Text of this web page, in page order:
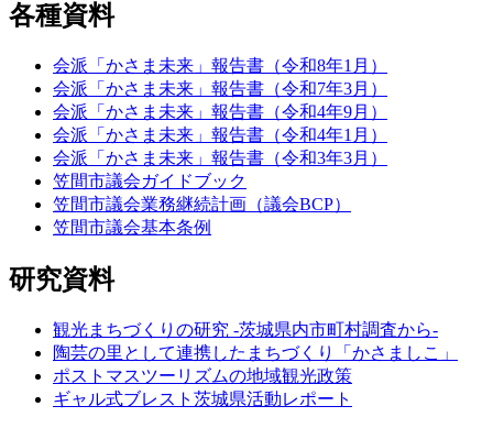
各種資料
会派「かさま未来」報告書（令和8年1月）
会派「かさま未来」報告書（令和7年3月）
会派「かさま未来」報告書（令和4年9月）
会派「かさま未来」報告書（令和4年1月）
会派「かさま未来」報告書（令和3年3月）
笠間市議会ガイドブック
笠間市議会業務継続計画（議会BCP）
笠間市議会基本条例
研究資料
観光まちづくりの研究 -茨城県内市町村調査から-
陶芸の里として連携したまちづくり「かさましこ」
ポストマスツーリズムの地域観光政策
ギャル式ブレスト茨城県活動レポート